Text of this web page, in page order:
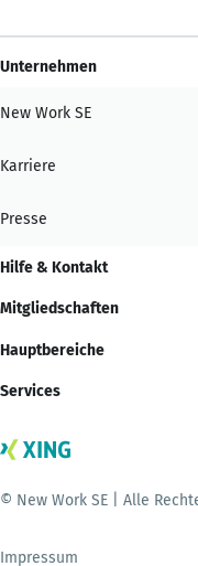
Unternehmen
New Work SE
Karriere
Presse
Hilfe & Kontakt
Mitgliedschaften
Hauptbereiche
Services
© New Work SE | Alle
Impressum